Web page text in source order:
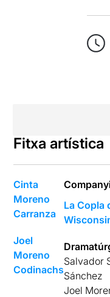
Fitxa artística
Cinta
Moreno
Carranza
Joel
Moreno
Codinachs
La Copla
Salvador
Sánchez
Joel